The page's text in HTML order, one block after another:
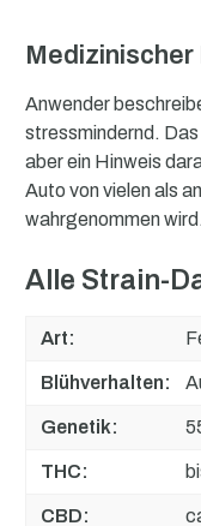
Medizinischer
Anwender
stressmindernd.
aber ein Hinweis
Auto von vielen als
wahrgenommen wird.
Alle Strain-
Art:
Blühverhalten:
Genetik:
THC:
CBD: